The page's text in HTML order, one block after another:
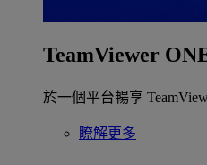
TeamViewer
於一個平台暢享
瞭解更多